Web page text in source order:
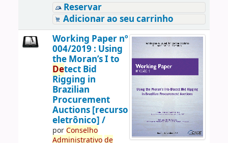
Reservar
Adicionar ao seu carrinho
Working Paper nº
004/2019 : Using
the Moran’s I to
Detect Bid
Rigging in
Brazilian
Procurement
Auctions [recurso
eletrônico] /
porConselho
Administrativo de